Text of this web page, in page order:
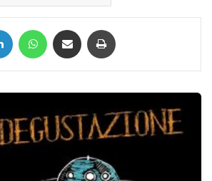
LinkedIn WhatsApp Condividi via mail